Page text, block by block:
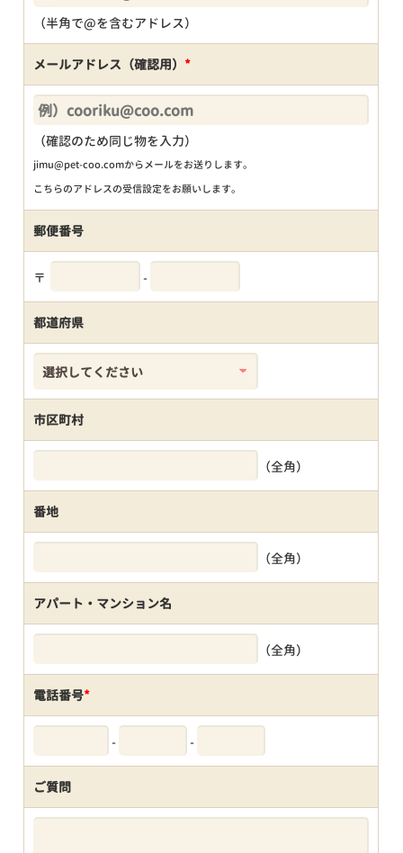
（半角で@を含むアドレス）
メールアドレス（確認用） *
（確認のため同じ物を入力）
jimu@pet-coo.comからメールをお送りします。
こちらのアドレスの受信設定をお願いします。
郵便番号
〒 -
都道府県
市区町村
（全角）
番地
（全角）
アパート・マンション名
（全角）
電話番号*
- -
ご質問